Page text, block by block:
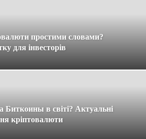
простими словами?
для інвесторів
в світі? Актуальні
кріптовалюти